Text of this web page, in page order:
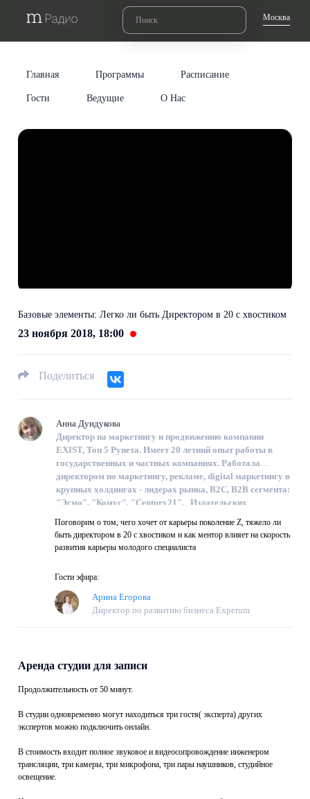
Москва
Главная Программы Расписание
Гости Ведущие О Нас
Базовые элементы: Легко ли быть Директором в 20 с хвостиком
23 ноября 2018, 18:00
Поделиться
Анна Дундукова
Директор па маркетингу и продвижению компании
EXIST, Топ 5 Рунета.Имеет 20 летний опыт работы в
государственных и частных компаниях.Работала
директором по маркетингу, рекламе,digital маркетингу в
крупных холдингах - лидерах рынка, В2С, В2В сегмента:
"Эсмо", "Комус", "Century21", Издательских
"
uman business". Гости программы - эксперты, ученые,
философы, бизнесмены, лидеры конфессий, которые
могут раскрыть базовые законы нашей жизни,
Поговорим о том, чего хочет от карьеры поколение Z, тяжело ли
быть директором в 20 с хвостиком и как ментор влияет на скорость
развития карьеры молодого специалиста
Гости эфира:
Арина Егорова
Директор по развитию бизнеса Experum
Аренда студии для записи
Продолжительность от 50 минут.
В студии одновременно могут находиться три гостя( эксперта) других
экспертов можно подключить онлайн.
В стоимость входит полное звуковое и видеосопровождение инженером
трансляции, три камеры, три микрофона, три пары наушников, студийное
освещение.